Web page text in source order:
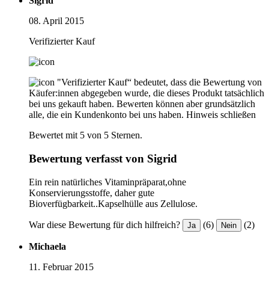
08. April 2015
Verifizierter Kauf
"Verifizierter Kauf“ bedeutet, dass die Bewertung von
Käufer:innen abgegeben wurde, die dieses Produkt tatsächlich
bei uns gekauft haben. Bewerten können aber grundsätzlich
alle, die ein Kundenkonto bei uns haben. Hinweis schließen
Bewertet mit 5 von 5 Sternen.
Bewertung verfasst von Sigrid
Ein rein natürliches Vitaminpräparat,ohne
Konservierungsstoffe, daher gute
Bioverfügbarkeit..Kapselhülle aus Zellulose.
War diese Bewertung für dich hilfreich? Ja (6) Nein (2)
Michaela
11. Februar 2015